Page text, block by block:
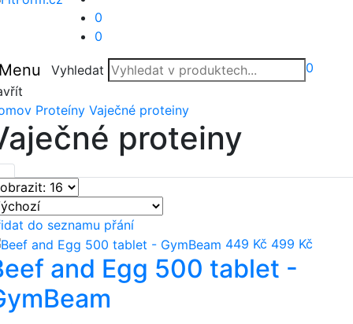
0
0
Vyhledat 0
Proteíny Vaječné proteiny
proteiny
do seznamu přání
449 Kč 499 Kč
and Egg 500 tablet -